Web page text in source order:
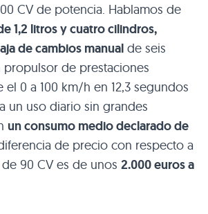
CV de potencia. Hablamos de
1,2 litros y cuatro cilindros,
de cambios manual de seis
propulsor de prestaciones
el 0 a 100 km/h en 12,3 segundos
un uso diario sin grandes
un consumo medio declarado de
diferencia de precio con respecto a
90 CV es de unos 2.000 euros a